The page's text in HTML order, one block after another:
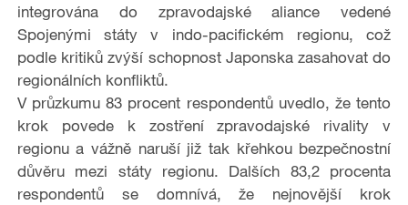
integrována do zpravodajské aliance vedené
Spojenými státy v indo-pacifickém regionu, což
podle kritiků zvýší schopnost Japonska zasahovat do
regionálních konfliktů.
V průzkumu 83 procent respondentů uvedlo, že tento
krok povede k zostření zpravodajské rivality v
regionu a vážně naruší již tak křehkou bezpečnostní
důvěru mezi státy regionu. Dalších 83,2 procenta
respondentů se domnívá, že nejnovější krok